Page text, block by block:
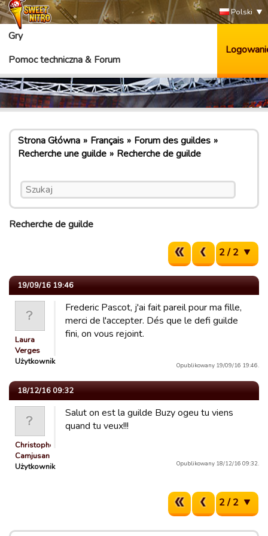
Polski
Gry
Pomoc techniczna & Forum
Strona Główna Français
Forum des guildes
Recherche une guilde
Recherche de guilde
Recherche de guilde
2 / 2
19/09/16 19:46
Laura
Verges
Użytkownik
Frederic Pascot, j'ai fait pareil pour ma fille,
merci de l'accepter. Dés que le defi guilde
fini, on vous rejoint.
Opublikowany 19/09/16 19:46.
18/12/16 09:32
Christophe
Camjusan
Użytkownik
Salut on est la guilde Buzy ogeu tu viens
quand tu veux!!!
Opublikowany 18/12/16 09:32.
2 / 2